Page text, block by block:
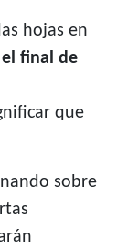
hojas en
final de
que
sobre